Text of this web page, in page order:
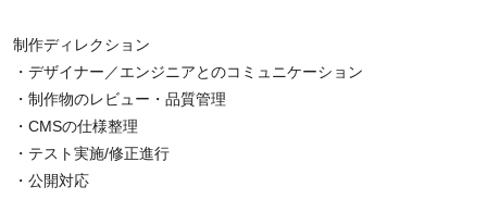
制作ディレクション
・デザイナー／エンジニアとのコミュニケーション
・制作物のレビュー・品質管理
・CMSの仕様整理
・テスト実施/修正進行
・公開対応